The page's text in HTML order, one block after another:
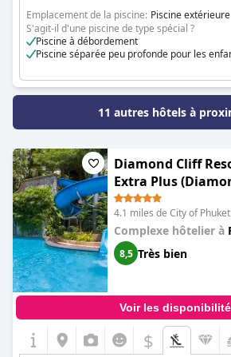
l'ensemble, la piscine et ses toboggans
appréciés des clients, en particulier des
pas de ces attractions passionnantes.
Emplacement de la piscine: Piscine extérieure
S'agit-il d'une piscine de type spécial ?
Piscine à débordement
Piscine séparée peu profonde pour les
11 autres hôtels à
Diamond Cliff
Extra Plus
Spa, Patong Beach)
4.1 miles de City of Phuket
Complexe hôtelier à
8,5 Très bien
Voir les
$